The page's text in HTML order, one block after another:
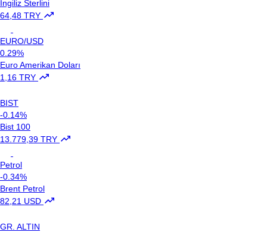
İngiliz Sterlini
64,48 TRY
EURO/USD
0.29%
Euro Amerikan Doları
1,16 TRY
BIST
-0.14%
Bist 100
13.779,39 TRY
Petrol
-0.34%
Brent Petrol
82,21 USD
GR. ALTIN